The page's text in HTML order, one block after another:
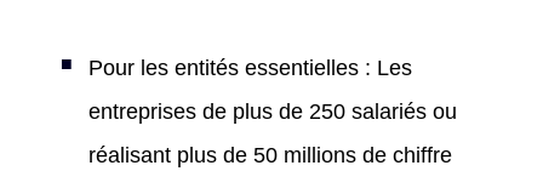
Pour les entités essentielles : Les
entreprises de plus de 250 salariés ou
réalisant plus de 50 millions de chiffre